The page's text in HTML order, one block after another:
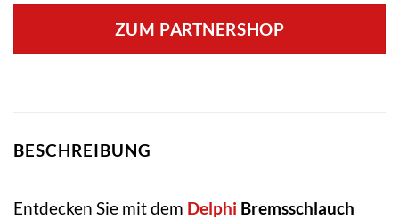
ZUM PARTNERSHOP
BESCHREIBUNG
Entdecken Sie mit dem Delphi Bremsschlauch